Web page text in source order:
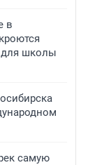
в
для школы
самую